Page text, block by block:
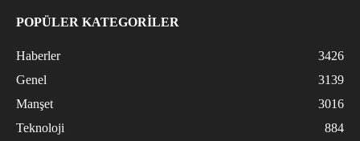
POPÜLER KATEGORİLER
Haberler
3426
Genel
3139
Manşet
3016
Teknoloji
884